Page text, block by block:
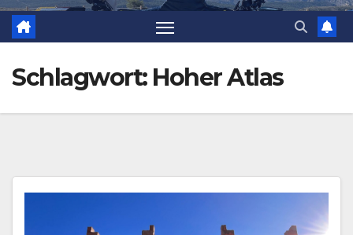
Schlagwort: Hoher Atlas